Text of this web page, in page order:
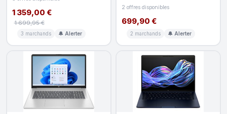
1 359,00 €
1 699,95 €
3 marchands 🔔 Alerter
2 offres disponibles
699,90 €
2 marchands 🔔 Alerter